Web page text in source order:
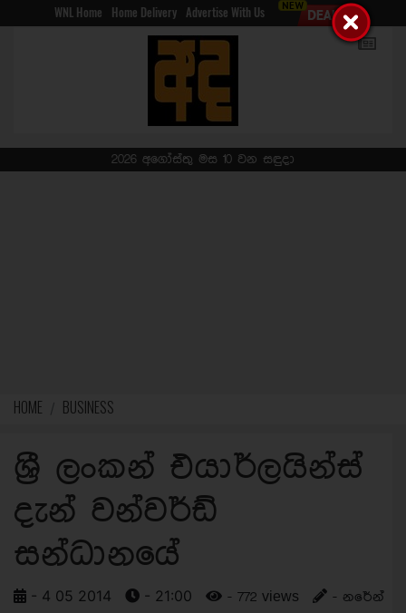
WNL Home Home Delivery Advertise With Us
2026 අගෝස්තු මස 10 වන සඳුදා
HOME BUSINESS
ශ්‍රී ලංකන් එයාර්ලයින්ස්
දැන් වන්වර්ඩ්
සන්ධානයේ
- 4 05 2014 - 21:00 - 772 views
- නරේන්